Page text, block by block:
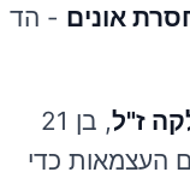
אונים -
ז"ל
, בן 21
העצמאות כדי